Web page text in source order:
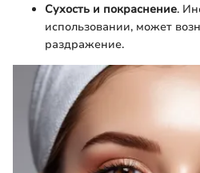
Сухость и покраснение.
использовании, может
раздражение.